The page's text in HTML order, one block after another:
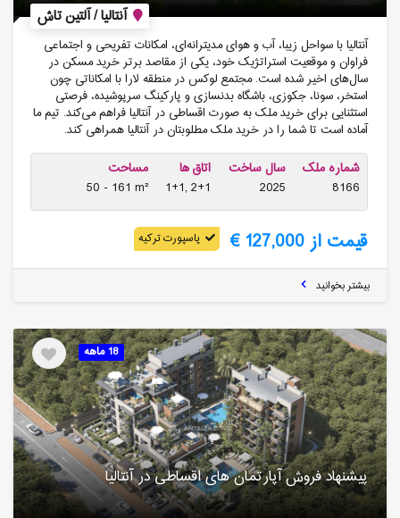
آنتالیا / آلتین تاش
آنتالیا با سواحل زیبا، آب و هوای مدیترانه‌ای، امکانات تفریحی و اجتماعی
فراوان و موقعیت استراتژیک خود، یکی از مقاصد برتر خرید مسکن در
سال‌های اخیر شده است. مجتمع لوکس در منطقه لارا با امکاناتی چون
استخر، سونا، جکوزی، باشگاه بدنسازی و پارکینگ سرپوشیده، فرصتی
استثنایی برای خرید ملک به صورت اقساطی در آنتالیا فراهم می‌کند. تیم ما
آماده است تا شما را در خرید ملک مطلوبتان در آنتالیا همراهی کند.
شماره ملک
8166
سال ساخت
2025
اتاق ها
1+1, 2+1
مساحت
50 - 161 m²
قیمت از 127,000 € پاسپورت ترکیه
بیشتر بخوانید
18 ماهه
پیشنهاد فروش آپارتمان های اقساطی در آنتالیا